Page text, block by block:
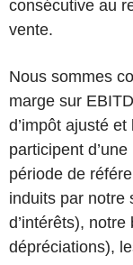
consécutive au
vente.
Nous sommes
marge sur
d’impôt ajusté
participent
période de
induits par notre
d’intérêts),
dépréciations),